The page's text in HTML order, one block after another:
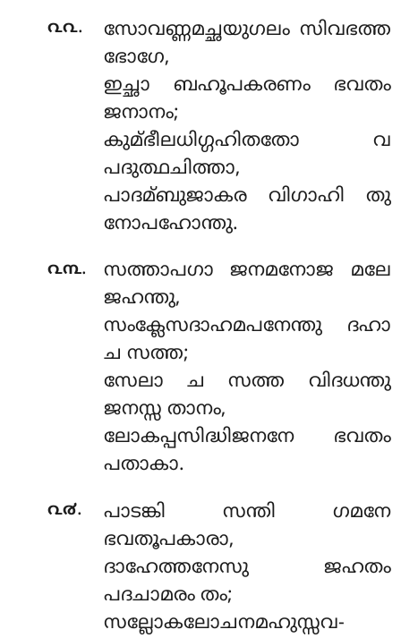
൨൨.
സോവണ്ണമച്ഛയുഗലം സിവഭത്ത
ഭോഗേ,
ഇച്ഛാ ബഹൂപകരണം ഭവതം
ജനാനം;
കുമ്ഭീലധിഗ്ഗഹിതതോ വ
പദുത്ഥചിത്താ,
പാദമ്ബുജാകര വിഗാഹി തു
നോപഹോന്തു.
൨൩.
സത്താപഗാ ജനമനോജ മലേ
ജഹന്തു,
സംക്ലേസദാഹമപനേന്തു ദഹാ
ച സത്ത;
സേലാ ച സത്ത വിദധന്തു
ജനസ്സ താനം,
ലോകപ്പസിദ്ധിജനനേ ഭവതം
പതാകാ.
൨൪.
പാടങ്കി സന്തി ഗമനേ
ഭവതൂപകാരാ,
ദാഹേത്തനേസു ജഹതം
പദചാമരം തം;
സല്ലോകലോചനമഹുസ്സവ-